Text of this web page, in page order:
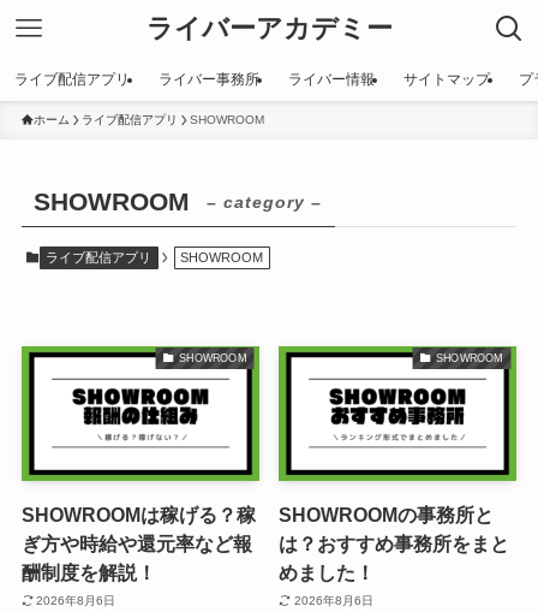
ライバーアカデミー
ライブ配信アプリ ライバー事務所 ライバー情報 サイトマップ プ
ホーム ライブ配信アプリ SHOWROOM
SHOWROOM – category –
ライブ配信アプリ SHOWROOM
SHOWROOM
SHOWROOMは稼げる？稼
ぎ方や時給や還元率など報
酬制度を解説！
2026年8月6日
SHOWROOM
SHOWROOMの事務所と
は？おすすめ事務所をまと
めました！
2026年8月6日